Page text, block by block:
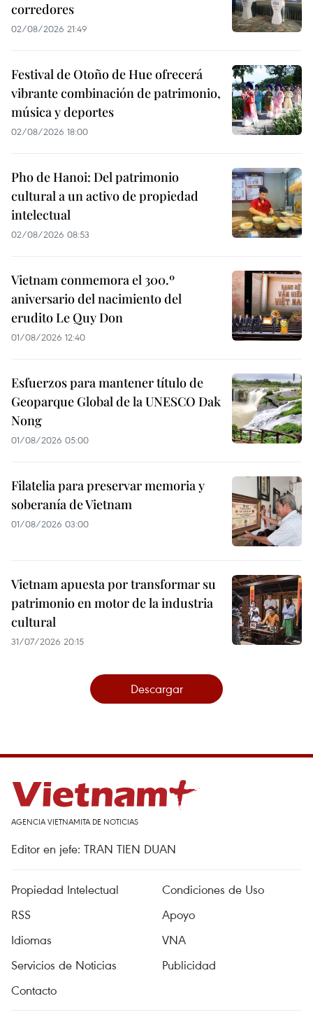
corredores
02/08/2026 21:49
Festival de Otoño de Hue ofrecerá
vibrante combinación de patrimonio,
música y deportes
02/08/2026 18:00
Pho de Hanoi: Del patrimonio
cultural a un activo de propiedad
intelectual
02/08/2026 08:53
Vietnam conmemora el 300.º
aniversario del nacimiento del
erudito Le Quy Don
01/08/2026 12:40
Esfuerzos para mantener título de
Geoparque Global de la UNESCO Dak
Nong
01/08/2026 05:00
Filatelia para preservar memoria y
soberanía de Vietnam
01/08/2026 03:00
Vietnam apuesta por transformar su
patrimonio en motor de la industria
cultural
31/07/2026 20:15
Descargar
AGENCIA VIETNAMITA DE NOTICIAS
Editor en jefe: TRAN TIEN DUAN
Propiedad Intelectual
Condiciones de Uso
RSS
Apoyo
Idiomas
VNA
Servicios de Noticias
Publicidad
Contacto